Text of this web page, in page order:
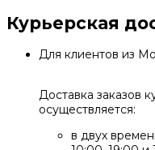
Курьерская
Для клиентов из
Доставка заказов
осуществляется:
в двух